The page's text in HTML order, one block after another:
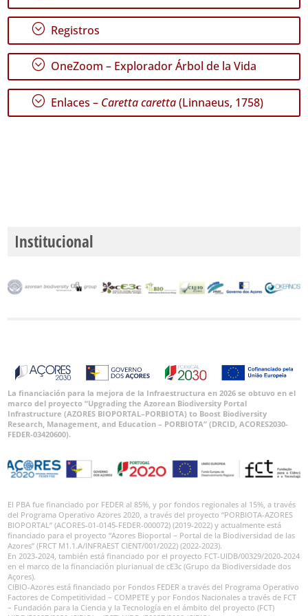
Rango
de
Fechas
GBIF -
; Registros
; OneZoom – Explorador Árbol de la Vida
; Enlaces – Caretta caretta(Linnaeus, 1758)
Institucional
La financiación para la mejora de la Infraestructura en 2026 se obtuvo en el
marco del proyecto “Upgrading the Azorean Biodiversity Portal
Infrastructure (AZORES BIOPORTAL–PORBIOTA) to Boost Biodiversity
Research, Management, and Education – PORBIOTA” (DRCID, ACORES2030-
FEDER-03420600).
El PBA fue financiado por FEDER al 85%, y por fondos regionales al 15%, a través
del Programa Operativo Azores 2020, a través del proyecto “PORBIOTA-AZORES
BIOPORTAL” (ACORES-01-0145-FEDER-000072) (2019-2022) y actualmente está
financiado para el proyecto “Azores Bioportal – Portal de la Biodiversidad de las
Azores” (FRCT M1.1.A/INFRAEST CIENT/001/2022) (2022-2023).
En 2023-2024, también está financiado por el proyecto FCT-UIDB/00329/2020-2024
en el marco de la financiación plurianual de cE3c (Grupo da Biodiversidade dos
Açores).
CIBIO-Azores está financiado por Fondos FEDER a través del Programa Operativo
Factores de Competitividad – COMPETE y por Fondos Nacionales a través de FCT
– Fundación para la Ciencia y la Tecnología en el ámbito del proyecto (FCT)